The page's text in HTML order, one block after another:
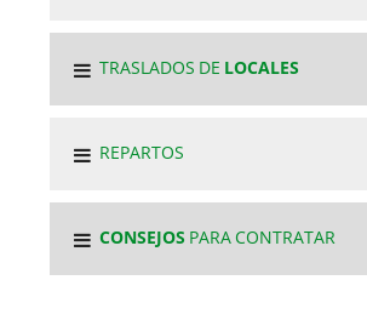
TRASLADOS DE LOCALES
REPARTOS
CONSEJOS PARA CONTRATAR